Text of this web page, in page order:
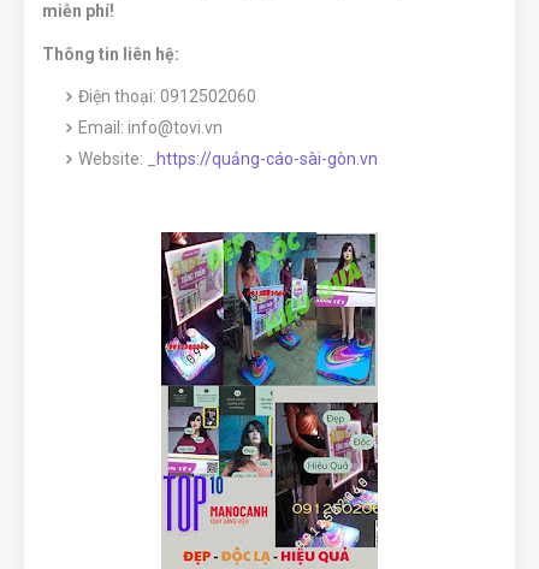
miễn phí!
Thông tin liên hệ:
Điện thoại: 0912502060
Email: info@tovi.vn
Website: _
https://quảng-cáo-sài-gòn.vn